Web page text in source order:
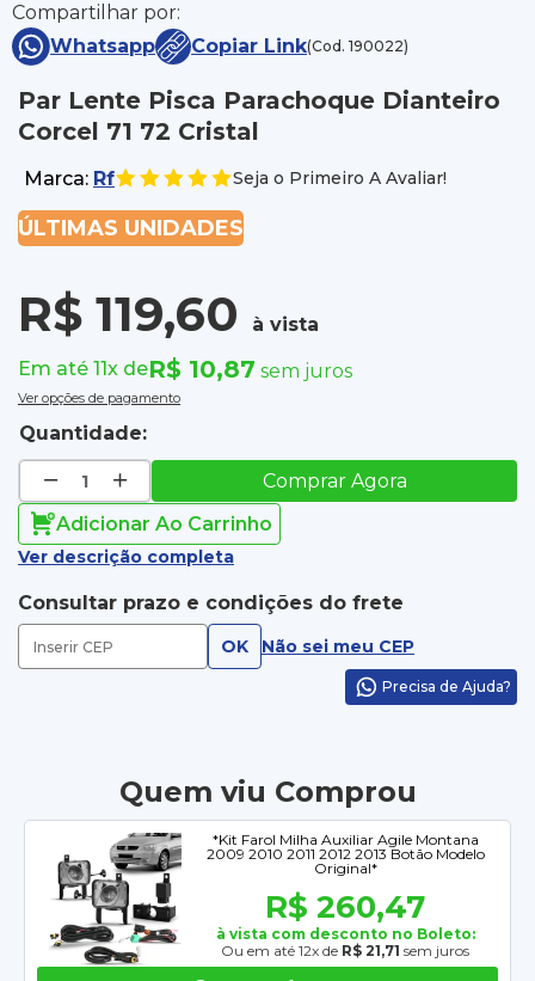
Compartilhar por:
Whatsapp
Copiar Link(Cod. 190022)
Par Lente Pisca Parachoque Dianteiro
Corcel 71 72 Cristal
Marca: Rf Seja o Primeiro A Avaliar!
ÚLTIMAS UNIDADES
R$ 119,60
à vista
Em até 11x deR$ 10,87 sem juros
Ver opções de pagamento
Quantidade:
Comprar Agora
Adicionar Ao Carrinho
Ver descrição completa
Consultar prazo e condições do frete
OK Não sei meu CEP
Precisa de Ajuda?
Quem viu Comprou
*Kit Farol Milha Auxiliar Agile Montana
2009 2010 2011 2012 2013 Botão Modelo
Original*
R$ 260,47
à vista com desconto no Boleto:
Ou em até 12x de R$ 21,71 sem juros